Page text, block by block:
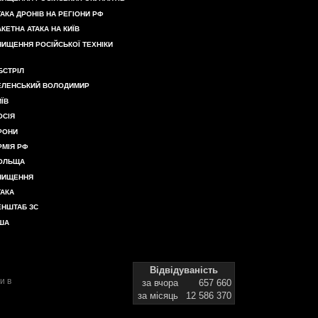
ДРОНІВ НА РЕГІОНИ РФ
АТАКА НА КИЇВ
РОСІЙСЬКОЇ ТЕХНІКИ
ВОЛОДИМИР
РФ
ЗС
в
Відвідуваність
за вчора
657 660
за місяць
12 586 370